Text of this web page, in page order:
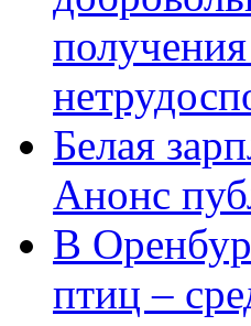
Белая
Анонс
В
птиц –